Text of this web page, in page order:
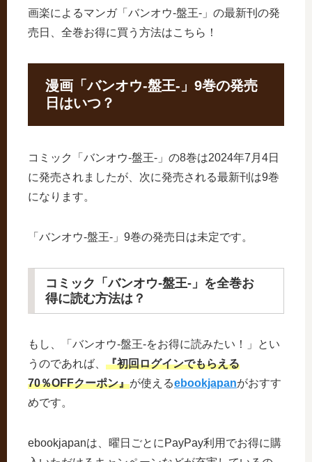
画楽によるマンガ「バンオウ-盤王-」の最新刊の発
売日、全巻お得に買う方法はこちら！
漫画「バンオウ-盤王-」9巻の発売
日はいつ？
コミック「バンオウ-盤王-」の8巻は2024年7月4日
に発売されましたが、次に発売される最新刊は9巻
になります。
「バンオウ-盤王-」9巻の発売日は未定です。
コミック「バンオウ-盤王-」を全巻お
得に読む方法は？
もし、「バンオウ-盤王-をお得に読みたい！」とい
うのであれば、 『初回ログインでもらえる
70％OFFクーポン』が使えるebookjapanがおすす
めです。
ebookjapanは、曜日ごとにPayPay利用でお得に購